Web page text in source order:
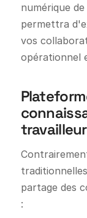
numérique
permettra
vos
opérationnel
partage des
: